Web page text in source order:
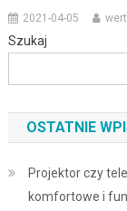
2021-04-05
Szukaj
OSTATNIE
Projektor czy
komfortowe i